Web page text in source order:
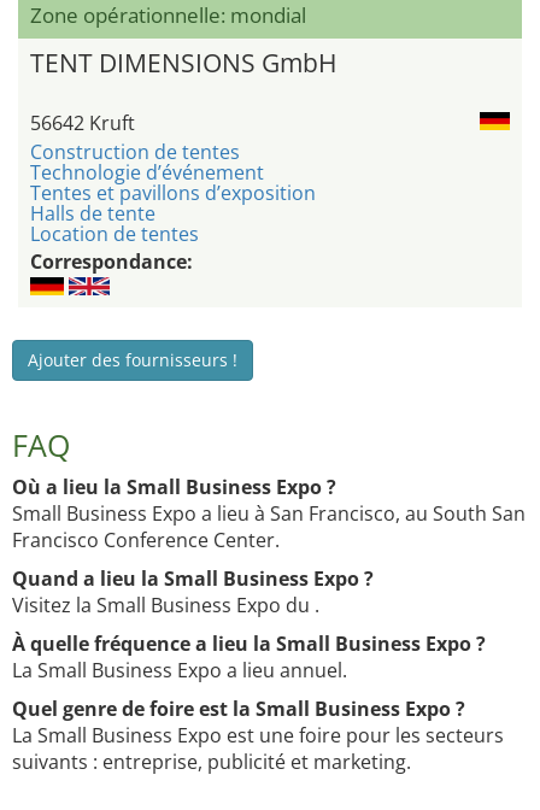
Zone opérationnelle: mondial
TENT DIMENSIONS GmbH
56642 Kruft
Construction de tentes
Technologie d’événement
Tentes et pavillons d’exposition
Halls de tente
Location de tentes
Correspondance:
Ajouter des fournisseurs !
FAQ
Où a lieu la Small Business Expo ?
Small Business Expo a lieu à San Francisco, au South San
Francisco Conference Center.
Quand a lieu la Small Business Expo ?
Visitez la Small Business Expo du .
À quelle fréquence a lieu la Small Business Expo ?
La Small Business Expo a lieu annuel.
Quel genre de foire est la Small Business Expo ?
La Small Business Expo est une foire pour les secteurs
suivants : entreprise, publicité et marketing.